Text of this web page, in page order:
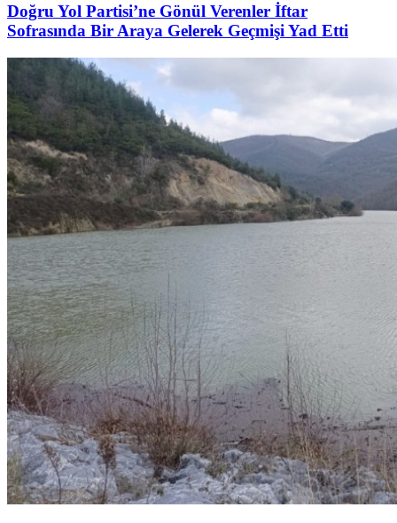
Doğru Yol Partisi’ne Gönül Verenler İftar
Sofrasında Bir Araya Gelerek Geçmişi Yad Etti